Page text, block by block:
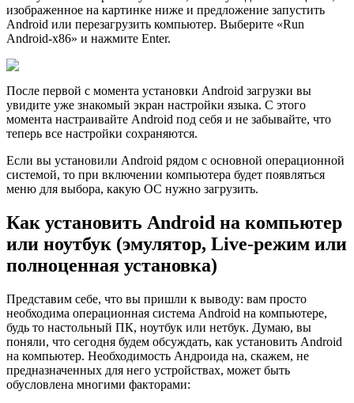
изображенное на картинке ниже и предложение запустить
Android или перезагрузить компьютер. Выберите «Run
Android-x86» и нажмите Enter.
После первой с момента установки Android загрузки вы
увидите уже знакомый экран настройки языка. С этого
момента настраивайте Android под себя и не забывайте, что
теперь все настройки сохраняются.
Если вы установили Android рядом с основной операционной
системой, то при включении компьютера будет появляться
меню для выбора, какую ОС нужно загрузить.
Как установить Android на компьютер
или ноутбук (эмулятор, Live-режим или
полноценная установка)
Представим себе, что вы пришли к выводу: вам просто
необходима операционная система Android на компьютере,
будь то настольный ПК, ноутбук или нетбук. Думаю, вы
поняли, что сегодня будем обсуждать, как установить Android
на компьютер. Необходимость Андроида на, скажем, не
предназначенных для него устройствах, может быть
обусловлена многими факторами: